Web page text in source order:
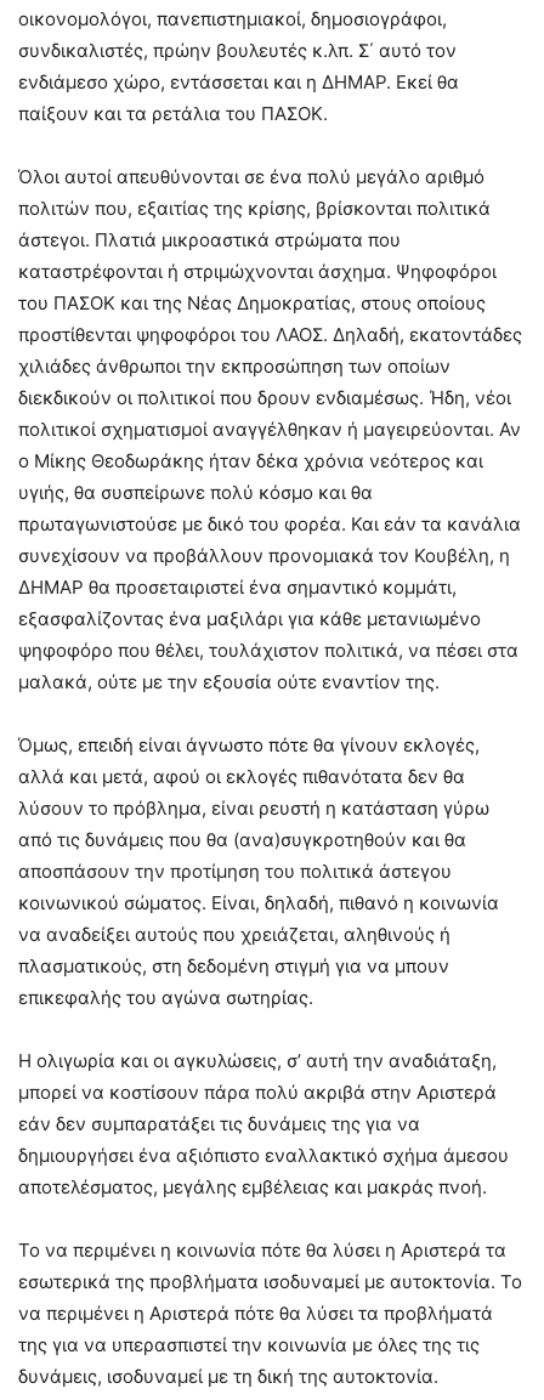
οικονομολόγοι, πανεπιστημιακοί, δημοσιογράφοι,
συνδικαλιστές, πρώην βουλευτές κ.λπ. Σ΄ αυτό τον
ενδιάμεσο χώρο, εντάσσεται και η ΔΗΜΑΡ. Εκεί θα
παίξουν και τα ρετάλια του ΠΑΣΟΚ.
Όλοι αυτοί απευθύνονται σε ένα πολύ μεγάλο αριθμό
πολιτών που, εξαιτίας της κρίσης, βρίσκονται πολιτικά
άστεγοι. Πλατιά μικροαστικά στρώματα που
καταστρέφονται ή στριμώχνονται άσχημα. Ψηφοφόροι
του ΠΑΣΟΚ και της Νέας Δημοκρατίας, στους οποίους
προστίθενται ψηφοφόροι του ΛΑΟΣ. Δηλαδή, εκατοντάδες
χιλιάδες άνθρωποι την εκπροσώπηση των οποίων
διεκδικούν οι πολιτικοί που δρουν ενδιαμέσως. Ήδη, νέοι
πολιτικοί σχηματισμοί αναγγέλθηκαν ή μαγειρεύονται. Αν
ο Μίκης Θεοδωράκης ήταν δέκα χρόνια νεότερος και
υγιής, θα συσπείρωνε πολύ κόσμο και θα
πρωταγωνιστούσε με δικό του φορέα. Και εάν τα κανάλια
συνεχίσουν να προβάλλουν προνομιακά τον Κουβέλη, η
ΔΗΜΑΡ θα προσεταιριστεί ένα σημαντικό κομμάτι,
εξασφαλίζοντας ένα μαξιλάρι για κάθε μετανιωμένο
ψηφοφόρο που θέλει, τουλάχιστον πολιτικά, να πέσει στα
μαλακά, ούτε με την εξουσία ούτε εναντίον της.
Όμως, επειδή είναι άγνωστο πότε θα γίνουν εκλογές,
αλλά και μετά, αφού οι εκλογές πιθανότατα δεν θα
λύσουν το πρόβλημα, είναι ρευστή η κατάσταση γύρω
από τις δυνάμεις που θα (ανα)συγκροτηθούν και θα
αποσπάσουν την προτίμηση του πολιτικά άστεγου
κοινωνικού σώματος. Είναι, δηλαδή, πιθανό η κοινωνία
να αναδείξει αυτούς που χρειάζεται, αληθινούς ή
πλασματικούς, στη δεδομένη στιγμή για να μπουν
επικεφαλής του αγώνα σωτηρίας.
Η ολιγωρία και οι αγκυλώσεις, σ’ αυτή την αναδιάταξη,
μπορεί να κοστίσουν πάρα πολύ ακριβά στην Αριστερά
εάν δεν συμπαρατάξει τις δυνάμεις της για να
δημιουργήσει ένα αξιόπιστο εναλλακτικό σχήμα άμεσου
αποτελέσματος, μεγάλης εμβέλειας και μακράς πνοή.
Το να περιμένει η κοινωνία πότε θα λύσει η Αριστερά τα
εσωτερικά της προβλήματα ισοδυναμεί με αυτοκτονία. Το
να περιμένει η Αριστερά πότε θα λύσει τα προβλήματά
της για να υπερασπιστεί την κοινωνία με όλες της τις
δυνάμεις, ισοδυναμεί με τη δική της αυτοκτονία.